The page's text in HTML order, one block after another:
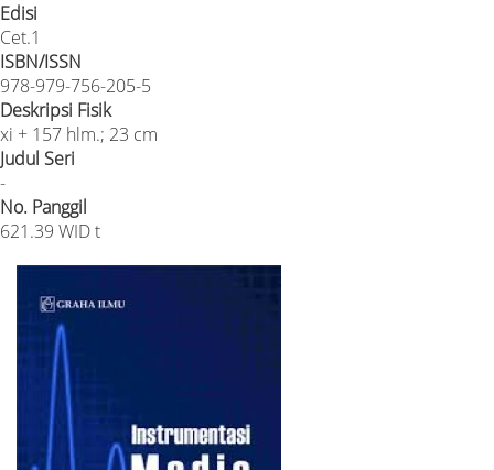
Edisi
Cet.1
ISBN/ISSN
978-979-756-205-5
Deskripsi Fisik
xi + 157 hlm.; 23 cm
Judul Seri
-
No. Panggil
621.39 WID t